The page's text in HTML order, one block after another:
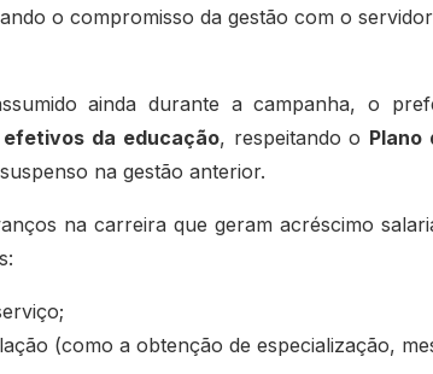
o compromisso da gestão com o
ainda durante a campanha, o
da educação, respeitando o Plano
na gestão anterior.
na carreira que geram acréscimo
(como a obtenção de especialização,